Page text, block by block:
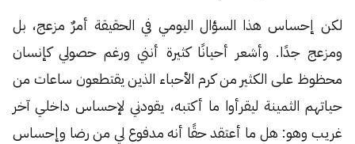
لكن إحساس هذا السؤال اليومي في الحقيقة أمرٌ مزعج، بل
ومزعج جدًا. وأشعر أحيانًا كثيرة أنني ورغم حصولي كإنسان
محظوظ على الكثير من كرم الأحباء الذين يقتطعون ساعات من
حياتهم الثمينة ليقرأوا ما أكتبه، يقودني لإحساس داخلي آخر
غريب وهو: هل ما أعتقد حقًا أنه مدفوع لي من رضا وإحساس